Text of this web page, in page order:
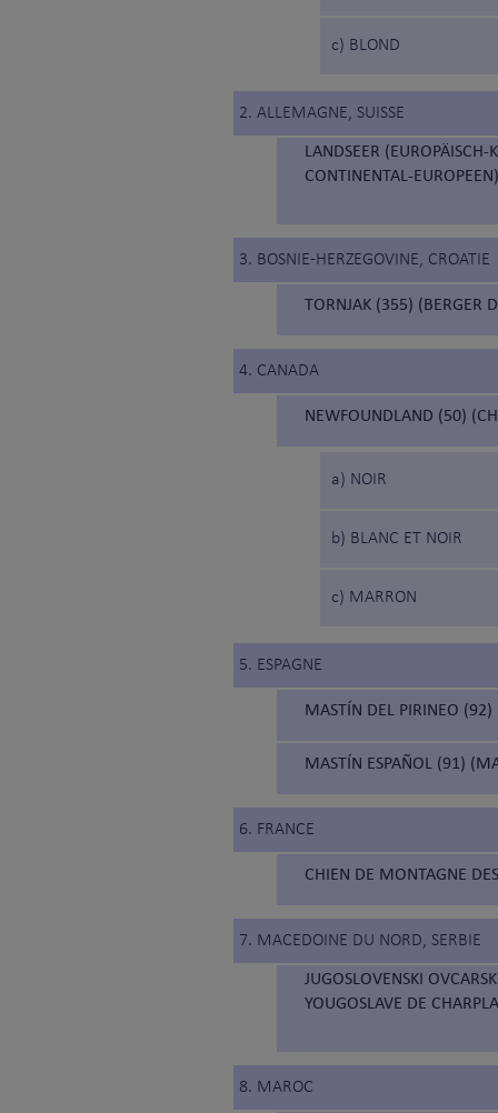
c) BLOND
2. ALLEMAGNE, SUISSE
LANDSEER
CONTINENTAL-
3. BOSNIE-HERZEGOVINE, CROATIE
TORNJAK (355) (BERGER
4. CANADA
NEWFOUNDLAND (50)
a) NOIR
b) BLANC ET NOIR
c) MARRON
5. ESPAGNE
MASTÍN DEL PIRINEO (92)
MASTÍN ESPAÑOL (91)
6. FRANCE
CHIEN DE MONTAGNE
7. MACEDOINE DU NORD, SERBIE
JUGOSLOVENSKI
YOUGOSLAVE DE
8. MAROC